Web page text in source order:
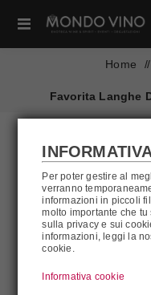
Home /
Favorita Langhe
Per poter gestire al
verranno
informazioni in piccoli
molto importante che
sulla privacy e sui
informazioni, leggi la
cookie.
Informativa cookie